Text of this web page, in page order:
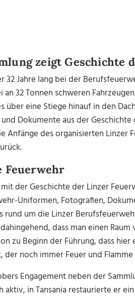
zeigt Geschichte
32 Jahre lang bei der
32 Tonnen schweren
über eine Stiege hinauf in den
Dokumente aus der
Anfänge des organisierten Linzer
Feuerwehr
der Geschichte der Linzer
Uniformen, Fotografien,
rund um die Linzer
dass man einen
zu Beginn der Führung, dass
noch immer Feuer und
Engagement neben der
aktiv, in Tansania restaurierte er